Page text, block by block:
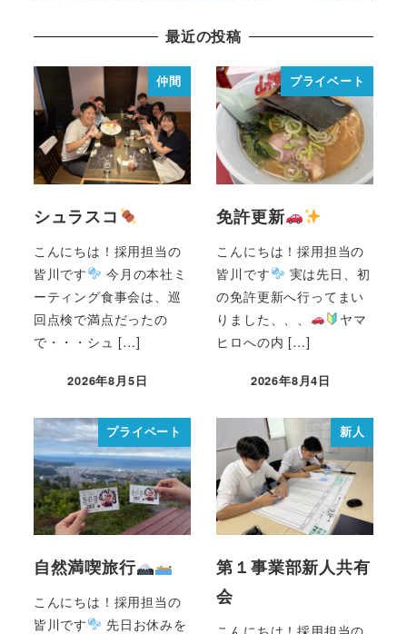
最近の投稿
仲間
シュラスコ
こんにちは！採用担当の
皆川です
今月の本社ミ
ーティング食事会は、巡
回点検で満点だったの
で・・・シュ […]
2026年8月5日
プライベート
免許更新
こんにちは！採用担当の
皆川です
実は先日、初
の免許更新へ行ってまい
りました、、、
ヤマ
ヒロへの内 […]
2026年8月4日
プライベート
自然満喫旅行
こんにちは！採用担当の
皆川です
先日お休みを
新人
第１事業部新人共有
会
こんにちは！採用担当の